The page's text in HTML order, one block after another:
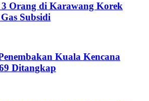
Orang di Karawang Korek
Subsidi
Kuala Kencana
Ditangkap